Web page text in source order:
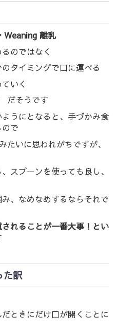
Weaning 離乳
のではなく
タイミングで口に運べる
いく
そうです
うにとなると、手づかみ食
で
たいに思われがちですが、
スプーンを使っても良し、
、なめなめするならそれで
れることが一番大事！とい
た訳
ときにだけ口が開くことに